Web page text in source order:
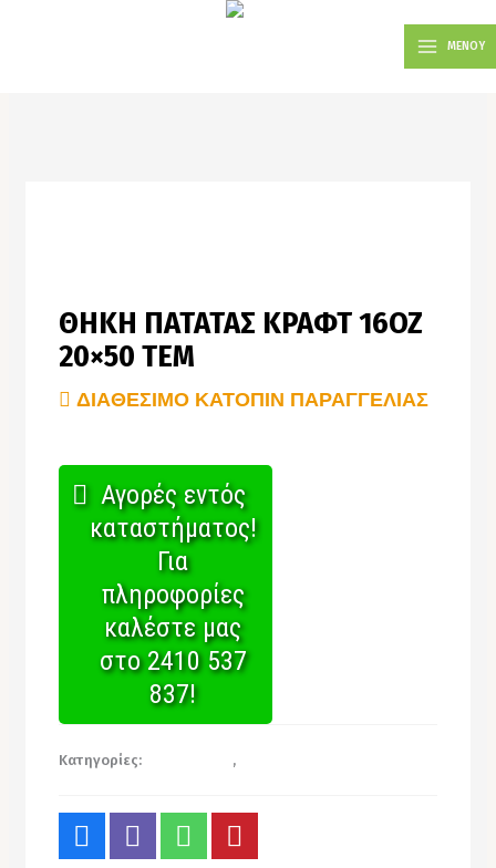
MAIN
MENUΜΕΝΟΥ
ΘΗΚΗ ΠΑΤΑΤΑΣ ΚΡΑΦΤ 16OZ
20×50 ΤΕΜ
ΔΙΑΘΕΣΙΜΟ ΚΑΤΟΠΙΝ ΠΑΡΑΓΓΕΛΙΑΣ
Αγορές εντός
καταστήματος!
Για
πληροφορίες
καλέστε μας
στο 2410 537
837!
Κατηγορίες: ,